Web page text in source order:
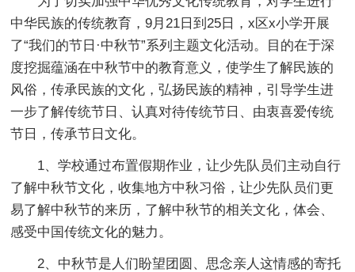
中华民族的传统教育，9月21日到25日，x区x小学开展
了“我们的节日·中秋节”系列主题文化活动。目的在于深
度挖掘蕴涵在中秋节中的教育意义，使学生了解民族的
风俗，传承民族的文化，弘扬民族的精神，引导学生进
一步了解传统节日、认真对待传统节日、由衷喜爱传统
节日，传承节日文化。
1、学校通过布置假期作业，让少先队员们主动自行
了解中秋节文化，收集地方中秋习俗，让少先队员们更
易了解中秋节的来历，了解中秋节的相关文化，体会、
感受中国传统文化的魅力。
2、中秋节是人们盼望团圆、思念亲人这情感的寄托